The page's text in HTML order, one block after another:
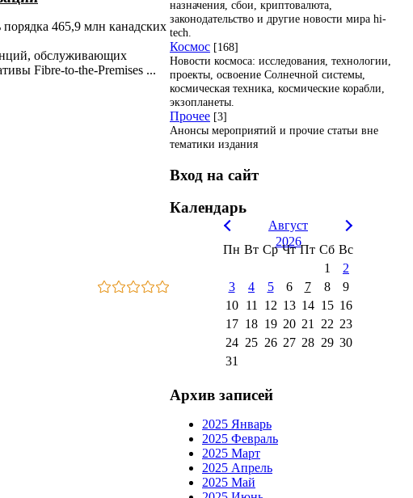
465,9 млн канадских
обслуживающих
Fibre-to-the-Premises ...
назначения, сбои, криптовалюта,
законодательство и другие новости мира hi-
tech.
Космос [168]
Новости космоса: исследования, технологии,
проекты, освоение Солнечной системы,
космическая техника, космические корабли,
экзопланеты.
Прочее [3]
Анонсы мероприятий и прочие статьи вне
тематики издания
Вход на сайт
Календарь
Август
2026
Пн Вт Ср Чт Пт Сб Вс
1
2
3
4 5 6 7 8
9
10
11 12 13 14 15 16
17 18 19 20 21 22 23
24 25 26 27 28 29 30
31
Архив записей
2025 Январь
2025 Февраль
2025 Март
2025 Апрель
2025 Май